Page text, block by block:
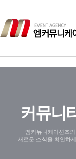
커뮤니
엠커뮤니케이션즈의
새로운 소식을 확인하세